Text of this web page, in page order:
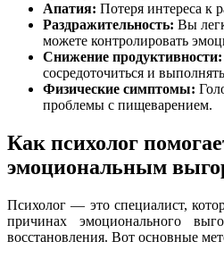
Апатия: Потеря интереса к
Раздражительность: Вы
можете контролировать
Снижение продуктивности:
сосредоточиться и
Физические симптомы:
проблемы с пищеварением.
Как психолог
эмоциональным
Психолог — это специалист,
причинах эмоционального
восстановления. Вот основные